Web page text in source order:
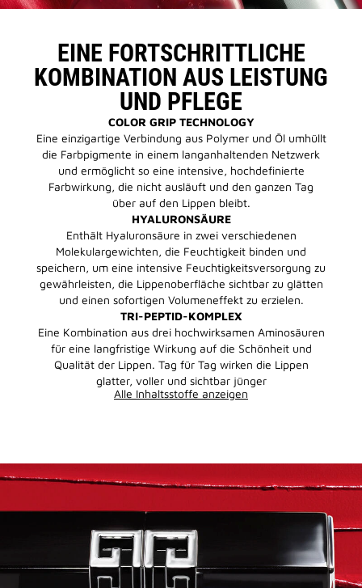
EINE FORTSCHRITTLICHE
KOMBINATION AUS LEISTUNG
UND PFLEGE
COLOR GRIP TECHNOLOGY
Eine einzigartige Verbindung aus Polymer und Öl umhüllt
die Farbpigmente in einem langanhaltenden Netzwerk
und ermöglicht so eine intensive, hochdefinierte
Farbwirkung, die nicht ausläuft und den ganzen Tag
über auf den Lippen bleibt.
HYALURONSÄURE
Enthält Hyaluronsäure in zwei verschiedenen
Molekulargewichten, die Feuchtigkeit binden und
speichern, um eine intensive Feuchtigkeitsversorgung zu
gewährleisten, die Lippenoberfläche sichtbar zu glätten
und einen sofortigen Volumeneffekt zu erzielen.
TRI-PEPTID-KOMPLEX
Eine Kombination aus drei hochwirksamen Aminosäuren
für eine langfristige Wirkung auf die Schönheit und
Qualität der Lippen. Tag für Tag wirken die Lippen
glatter, voller und sichtbar jünger
Alle Inhaltsstoffe anzeigen